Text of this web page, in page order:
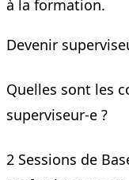
à la formation.
Devenir
Quelles sont les
superviseur-e ?
2 Sessions de